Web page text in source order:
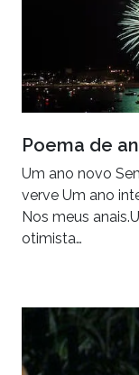
Poema de
Um ano novo
verve Um ano
Nos meus
otimista…